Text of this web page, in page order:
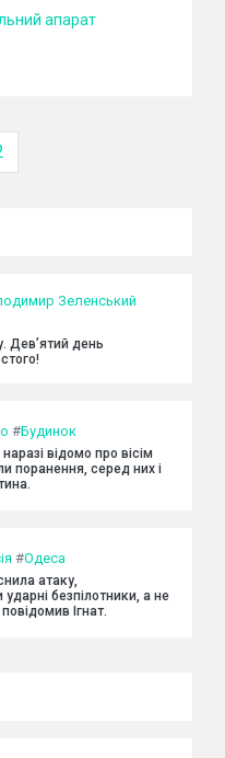
апарат
Зеленський
Дев’ятий день
#Будинок
відомо про вісім
поранення, серед них і
#Одеса
атаку,
безпілотники, а не
повідомив Ігнат.